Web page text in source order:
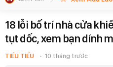
18 lỗi bố trí nhà cửa
tụt dốc, xem bạn dính
TIẾU TIẾU 10 tháng trước